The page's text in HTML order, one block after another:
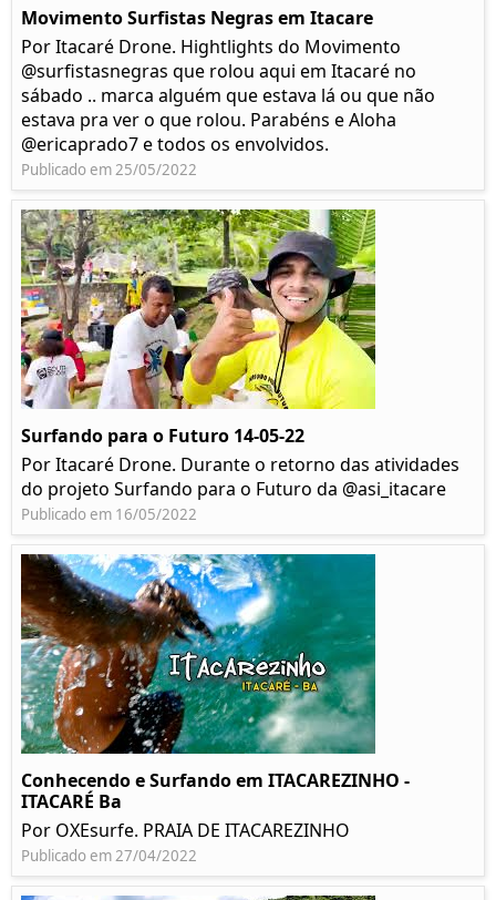
Movimento Surfistas Negras em Itacare
Por Itacaré Drone. Hightlights do Movimento
@surfistasnegras que rolou aqui em Itacaré no
sábado .. marca alguém que estava lá ou que não
estava pra ver o que rolou. Parabéns e Aloha
@ericaprado7 e todos os envolvidos.
Publicado em 25/05/2022
Surfando para o Futuro 14-05-22
Por Itacaré Drone. Durante o retorno das atividades
do projeto Surfando para o Futuro da @asi_itacare
Publicado em 16/05/2022
Conhecendo e Surfando em ITACAREZINHO -
ITACARÉ Ba
Por OXEsurfe. PRAIA DE ITACAREZINHO
Publicado em 27/04/2022